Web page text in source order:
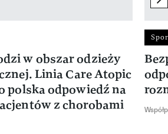
w obszar odzieży
Linia Care Atopic
polska odpowiedź na
z chorobami